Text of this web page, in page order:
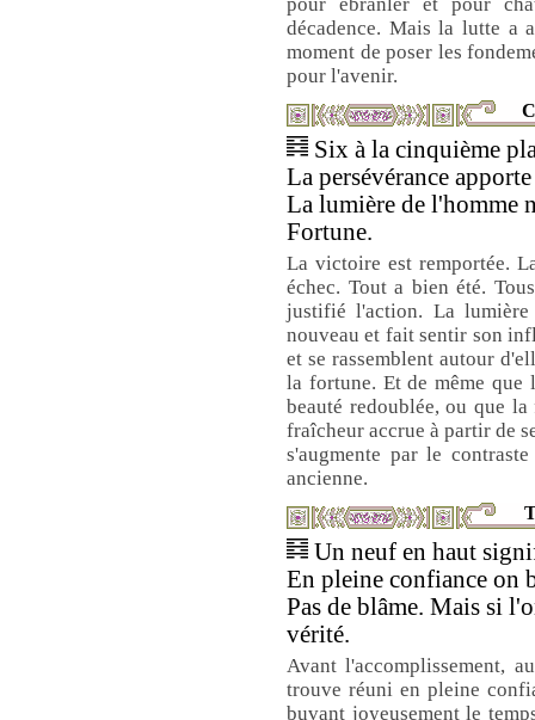
décadence. Mais la lutte a
moment de poser les
pour l'avenir.
Six à la cinquième
La persévérance
La lumière de l'homme
Fortune.
La victoire est remportée.
échec. Tout a bien été.
justifié l'action. La lumière
nouveau et fait sentir son
et se rassemblent autour
la fortune. Et de même que
beauté redoublée, ou que
fraîcheur accrue à partir de
s'augmente par le
ancienne.
Un neuf en haut
En pleine confiance on
Pas de blâme. Mais si
vérité.
Avant l'accomplissement,
trouve réuni en pleine
buvant joyeusement le